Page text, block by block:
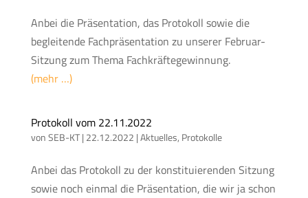
Anbei die Präsentation, das Protokoll sowie die
begleitende Fachpräsentation zu unserer Februar-
Sitzung zum Thema Fachkräftegewinnung.
(mehr …)
Protokoll vom 22.11.2022
vonSEB-KT| 22.12.2022 |Aktuelles, Protokolle
Anbei das Protokoll zu der konstituierenden Sitzung
sowie noch einmal die Präsentation, die wir ja schon